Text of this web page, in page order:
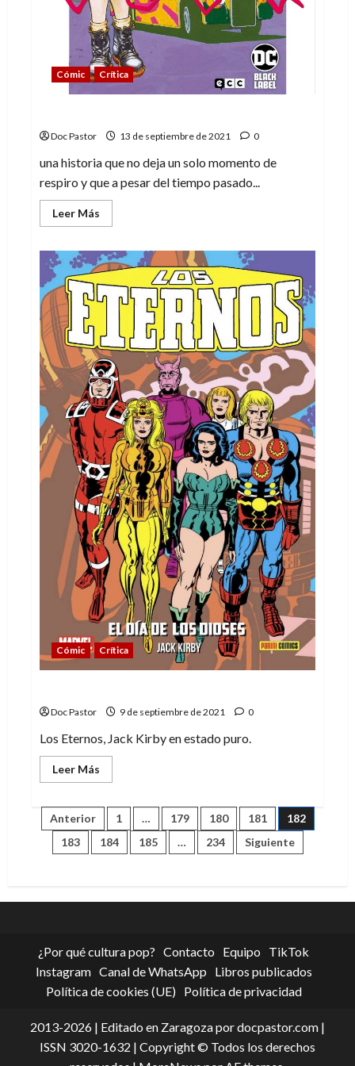
Cómic Crítica
Doc Pastor 13 de septiembre de 2021 0
una historia que no deja un solo momento de
respiro y que a pesar del tiempo pasado...
Leer Más
más
Mata
a
tu
novio,
de
Grant
Morrison
Cómic Crítica
Doc Pastor 9 de septiembre de 2021 0
Los Eternos, Jack Kirby en estado puro.
Leer Más
más
Los
Eternos,
de
Jack
Kirby
Paginación
de
Anterior 1 … 179 180 181
182
183
184 185 … 234 Siguiente
¿Por qué cultura pop? Contacto Equipo
TikTok
Instagram Canal de WhatsApp
Libros publicados
Política de cookies (UE)
Política de privacidad
2013-2026 | Editado en Zaragoza por docpastor.com |
ISSN 3020-1632 | Copyright © Todos los derechos